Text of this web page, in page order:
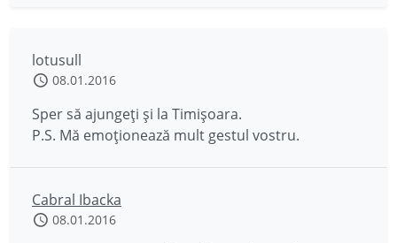
lotusull
08.01.2016
Sper să ajungeți și la Timișoara.
P.S. Mă emoționează mult gestul vostru.
Cabral Ibacka
08.01.2016